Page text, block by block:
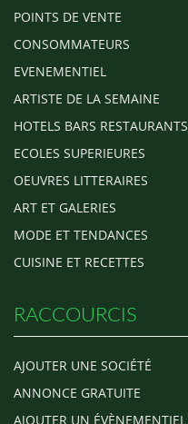
POINTS DE VENTE
CONSOMMATEURS
EVENEMENTIEL
ARTISTE DE LA SEMAINE
HOTELS BARS RESTAURANTS
ECOLES SUPERIEURES
OEUVRES LITTERAIRES
ART ET GALERIES
MODE ET TENDANCES
CUISINE ET RECETTES
RACCOURCIS
AJOUTER UNE SOCIÉTÉ
ANNONCE GRATUITE
AJOUTER UN ÉVÈNEMENTIEL